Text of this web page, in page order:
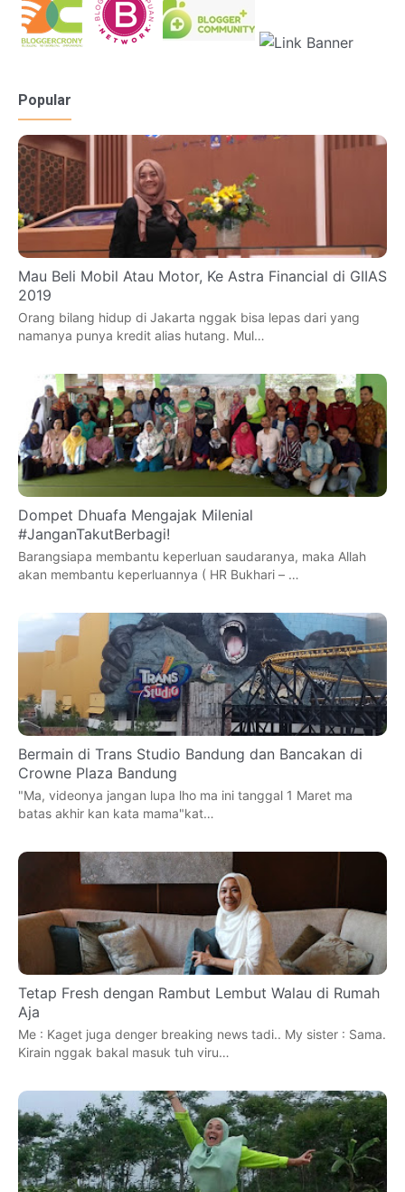
Popular
Mau Beli Mobil Atau Motor, Ke Astra Financial di GIIAS
2019
Orang bilang hidup di Jakarta nggak bisa lepas dari yang
namanya punya kredit alias hutang. Mul…
Dompet Dhuafa Mengajak Milenial
#JanganTakutBerbagi!
Barangsiapa membantu keperluan saudaranya, maka Allah
akan membantu keperluannya ( HR Bukhari – …
Bermain di Trans Studio Bandung dan Bancakan di
Crowne Plaza Bandung
"Ma, videonya jangan lupa lho ma ini tanggal 1 Maret ma
batas akhir kan kata mama"kat…
Tetap Fresh dengan Rambut Lembut Walau di Rumah
Aja
Me : Kaget juga denger breaking news tadi.. My sister : Sama.
Kirain nggak bakal masuk tuh viru…